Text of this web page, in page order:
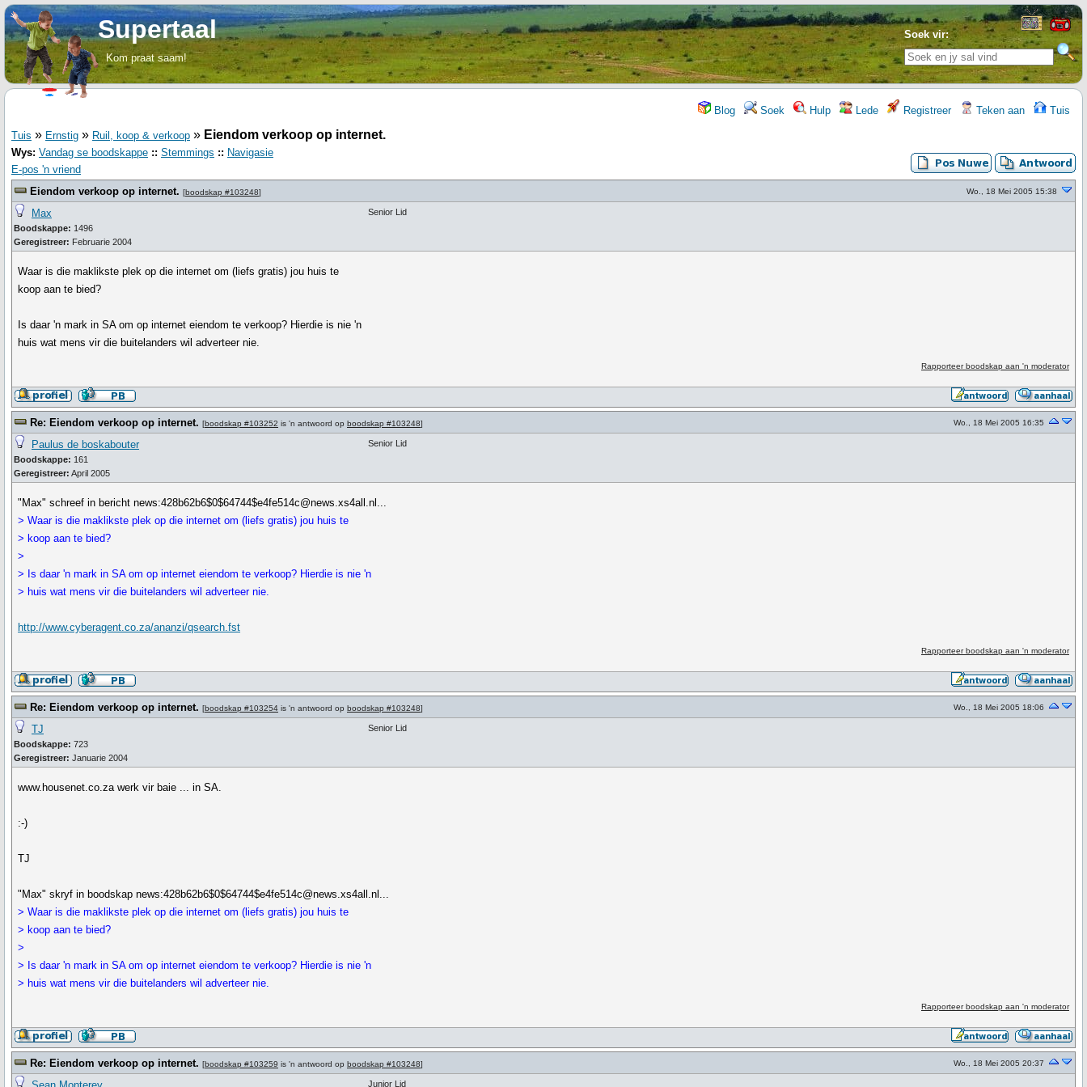
Soek vir:
Supertaal
Kom praat saam!
Blog Soek Hulp Lede Registreer Teken aan Tuis
Tuis » Ernstig » Ruil, koop & verkoop » Eiendom verkoop op internet.
Wys: Vandag se boodskappe :: Stemmings :: Navigasie
E-pos 'n vriend
Eiendom verkoop op internet. [boodskap #103248] Wo., 18 Mei 2005 15:38
Max
Boodskappe: 1496
Geregistreer: Februarie 2004
Senior Lid
Waar is die maklikste plek op die internet om (liefs gratis) jou huis te
koop aan te bied?
Is daar 'n mark in SA om op internet eiendom te verkoop? Hierdie is nie 'n
huis wat mens vir die buitelanders wil adverteer nie.
Rapporteer boodskap aan 'n moderator
Re: Eiendom verkoop op internet. [boodskap #103252 is 'n antwoord op boodskap #103248] Wo., 18 Mei 2005 16:35
Paulus de boskabouter
Boodskappe: 161
Geregistreer: April 2005
Senior Lid
"Max" schreef in bericht news:428b62b6$0$64744$e4fe514c@news.xs4all.nl...
> Waar is die maklikste plek op die internet om (liefs gratis) jou huis te
> koop aan te bied?
>
> Is daar 'n mark in SA om op internet eiendom te verkoop? Hierdie is nie 'n
> huis wat mens vir die buitelanders wil adverteer nie.
http://www.cyberagent.co.za/ananzi/qsearch.fst
Rapporteer boodskap aan 'n moderator
Re: Eiendom verkoop op internet. [boodskap #103254 is 'n antwoord op boodskap #103248] Wo., 18 Mei 2005 18:06
TJ
Boodskappe: 723
Geregistreer: Januarie 2004
Senior Lid
www.housenet.co.za werk vir baie ... in SA.
:-)
TJ
"Max" skryf in boodskap news:428b62b6$0$64744$e4fe514c@news.xs4all.nl...
> Waar is die maklikste plek op die internet om (liefs gratis) jou huis te
> koop aan te bied?
>
> Is daar 'n mark in SA om op internet eiendom te verkoop? Hierdie is nie 'n
> huis wat mens vir die buitelanders wil adverteer nie.
Rapporteer boodskap aan 'n moderator
Re: Eiendom verkoop op internet. [boodskap #103259 is 'n antwoord op boodskap #103248] Wo., 18 Mei 2005 20:37
Junior Lid